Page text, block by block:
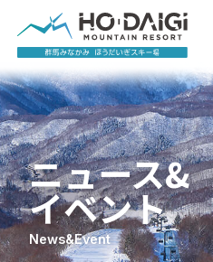
ニュース&
イベント
News&Event
トップ
チケット料金
スクール